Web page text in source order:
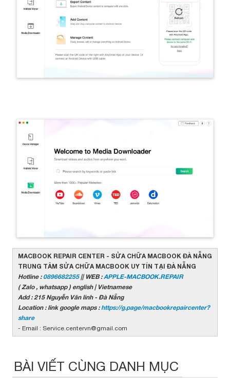
MACBOOK REPAIR CENTER - SỬA CHỮA MACBOOK ĐÀ NẴNG
TRUNG TÂM SỬA CHỮA MACBOOK UY TÍN TẠI ĐÀ NẴNG
Hotline : 0896682255|| WEB :APPLE-MACBOOK.REPAIR
( Zalo , whatsapp ) english | Vietnamese
Add : 215 Nguyễn Văn linh - Đà Nẵng
Location : link google maps :https://g.page/macbookrepaircenter?
share
- Email : Service.centervn@gmail.com
BÀI VIẾT CÙNG DANH MỤC